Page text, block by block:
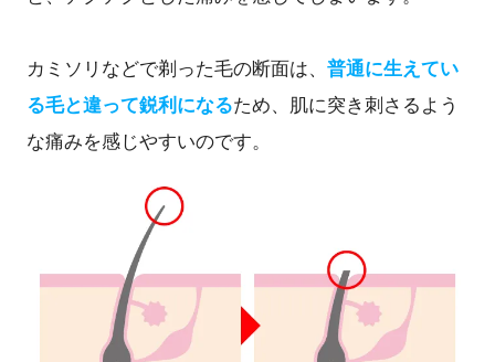
カミソリなどで剃った毛の断面は、 普通に生えてい
る毛と違って鋭利になるため、肌に突き刺さるよう
な痛みを感じやすいのです。